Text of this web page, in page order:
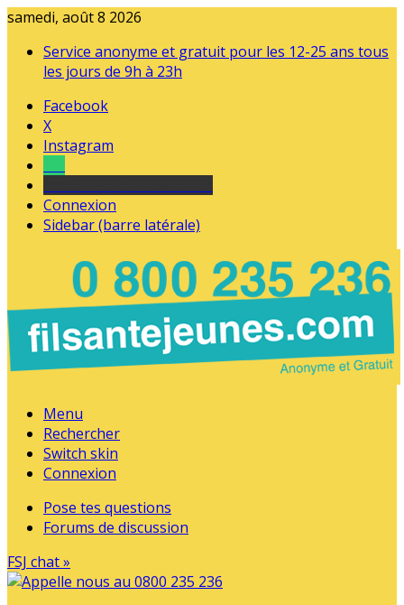
samedi, août 8 2026
Service anonyme et gratuit pour les 12-25 ans tous
les jours de 9h à 23h
Facebook
X
Instagram
Connexion
Sidebar (barre latérale)
Menu
Rechercher
Switch skin
Connexion
Pose tes questions
Forums de discussion
FSJ chat »